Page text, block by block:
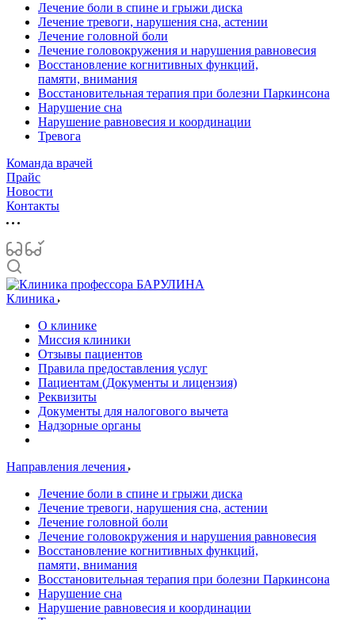
Лечение боли в спине и грыжи диска
Лечение тревоги, нарушения сна, астении
Лечение головной боли
Лечение головокружения и нарушения равновесия
Восстановление когнитивных функций,
памяти, внимания
Восстановительная терапия при болезни Паркинсона
Нарушение сна
Нарушение равновесия и координации
Тревога
Команда врачей
Прайс
Новости
Контакты
Клиника
О клинике
Миссия клиники
Отзывы пациентов
Правила предоставления услуг
Пациентам (Документы и лицензия)
Реквизиты
Документы для налогового вычета
Надзорные органы
Направления лечения
Лечение боли в спине и грыжи диска
Лечение тревоги, нарушения сна, астении
Лечение головной боли
Лечение головокружения и нарушения равновесия
Восстановление когнитивных функций,
памяти, внимания
Восстановительная терапия при болезни Паркинсона
Нарушение сна
Нарушение равновесия и координации